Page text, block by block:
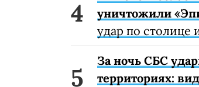
уничтожили
удар по столице
За ночь СБС
территориях: